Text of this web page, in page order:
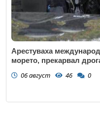
Арестуваха
морето, прекарвал
06 август 46 0